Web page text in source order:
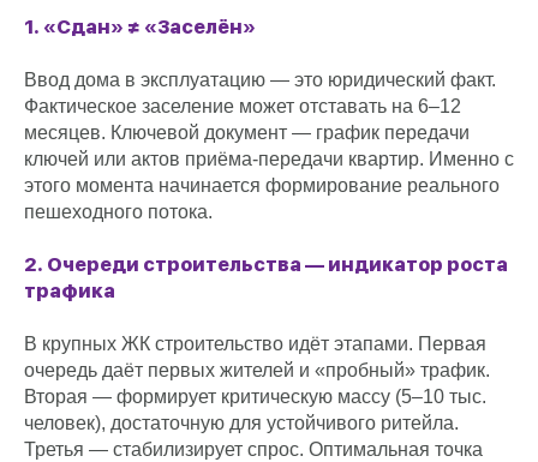
1. «Сдан» ≠ «Заселён»
Ввод дома в эксплуатацию — это юридический факт.
Фактическое заселение может отставать на 6–12
месяцев. Ключевой документ — график передачи
ключей или актов приёма-передачи квартир. Именно с
этого момента начинается формирование реального
пешеходного потока.
2. Очереди строительства — индикатор роста
трафика
В крупных ЖК строительство идёт этапами. Первая
очередь даёт первых жителей и «пробный» трафик.
Вторая — формирует критическую массу (5–10 тыс.
человек), достаточную для устойчивого ритейла.
Третья — стабилизирует спрос. Оптимальная точка